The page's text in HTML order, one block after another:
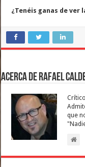
¿Tenéis ganas de ver
Acerca de Rafael
que